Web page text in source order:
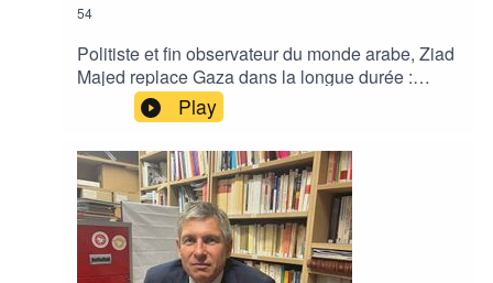
54
Politiste et fin observateur du monde arabe, Ziad
Majed replace Gaza dans la longue durée :
causes, acteurs, impasses humanitaires et
enjeux régionaux. Ensemble, nous démêlons les
récits concurrents, la guerre de l’information et
les pistes politiques encore ouvertes.
Play